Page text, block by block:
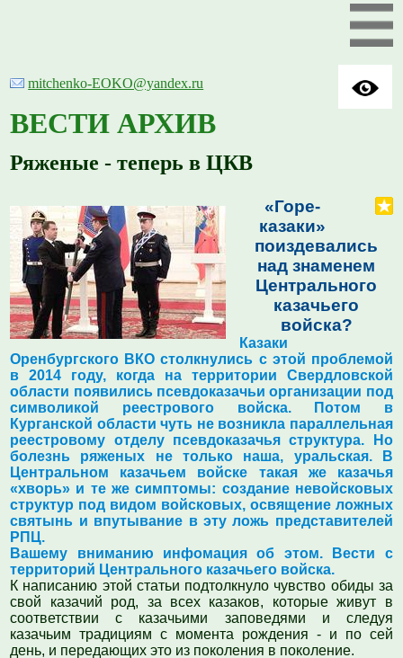
mitchenko-EOKO@yandex.ru
ВЕСТИ АРХИВ
Ряженые - теперь в ЦКВ
«Горе-
казаки»
поиздевались
над знаменем
Центрального
казачьего
войска?
Казаки
Оренбургского ВКО столкнулись с этой проблемой
в 2014 году, когда на территории Свердловской
области появились псевдоказачьи организации под
символикой реестрового войска. Потом в
Курганской области чуть не возникла параллельная
реестровому отделу псевдоказачья структура. Но
болезнь ряженых не только наша, уральская. В
Центральном казачьем войске такая же казачья
«хворь» и те же симптомы: создание невойсковых
структур под видом войсковых, освящение ложных
святынь и впутывание в эту ложь представителей
РПЦ.
Вашему вниманию инфомация об этом. Вести с
территорий Центрального казачьего войска.
К написанию этой статьи подтолкнуло чувство обиды за
свой казачий род, за всех казаков, которые живут в
соответствии с казачьими заповедями и следуя
казачьим традициям с момента рождения - и по сей
день, и передающих это из поколения в поколение.